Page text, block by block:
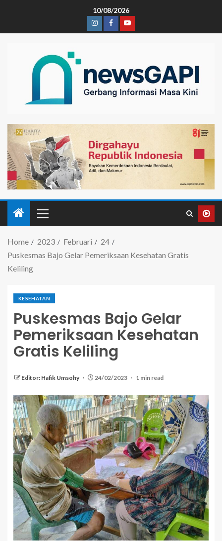
10/08/2026
Home 2023 Februari
24
Puskesmas Bajo Gelar Pemeriksaan Kesehatan Gratis
Keliling
KESEHATAN
Puskesmas Bajo Gelar
Pemeriksaan Kesehatan
Gratis Keliling
Editor: Hafik Umsohy 24/02/2023 1 min read